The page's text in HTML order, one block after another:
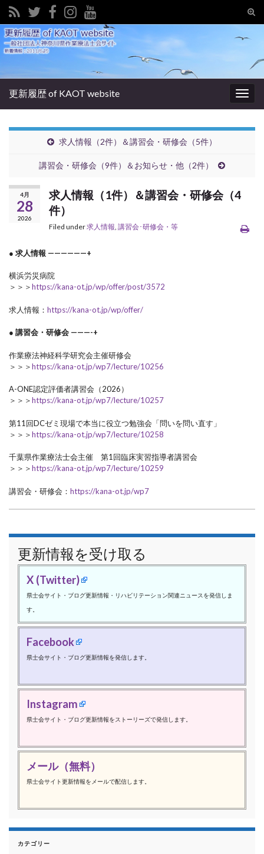
Search for:
更新履歴 of KAOT website
求人情報（2件）＆講習会・研修会（5件）
講習会・研修会（9件）＆お知らせ・他（2件）
4月
28
2026
求人情報（1件）＆講習会・研修会（4
件）
Filed under求人情報, 講習会･研修会・等
● 求人情報 ——————+
横浜労災病院
＞＞＞https://kana-ot.jp/wp/offer/post/3572
求人情報： https://kana-ot.jp/wp/offer/
● 講習会・研修会 ———-+
作業療法神経科学研究会主催研修会
＞＞＞https://kana-ot.jp/wp7/lecture/10256
A-ONE認定評価者講習会（2026）
＞＞＞https://kana-ot.jp/wp7/lecture/10257
第11回DCゼミ現場で本当に役立つ勉強会「問いを問い直す」
＞＞＞https://kana-ot.jp/wp7/lecture/10258
千葉県作業療法士会主催 第1回臨床実習指導者講習会
＞＞＞https://kana-ot.jp/wp7/lecture/10259
講習会・研修会： https://kana-ot.jp/wp7
更新情報を受け取る
X (Twitter)
県士会サイト・ブログ更新情報・リハビリテーション関連ニュースを発信しま
す。
Facebook
県士会サイト・ブログ更新情報を発信します。
Instagram
県士会サイト・ブログ更新情報をストーリーズで発信します。
メール（無料）
県士会サイト更新情報をメールで配信します。
カテゴリー